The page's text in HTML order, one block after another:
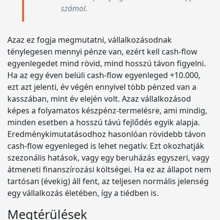
számol.
Azaz ez fogja megmutatni, vállalkozásodnak
ténylegesen mennyi pénze van, ezért kell cash-flow
egyenlegedet mind rövid, mind hosszú távon figyelni.
Ha az egy éven belüli cash-flow egyenleged +10.000,
ezt azt jelenti, év végén ennyivel több pénzed van a
kasszában, mint év elején volt. Azaz vállalkozásod
képes a folyamatos készpénz-termelésre, ami mindig,
minden esetben a hosszú távú fejlődés egyik alapja.
Eredménykimutatásodhoz hasonlóan rövidebb távon
cash-flow egyenleged is lehet negatív. Ezt okozhatják
szezonális hatások, vagy egy beruházás egyszeri, vagy
átmeneti finanszírozási költségei. Ha ez az állapot nem
tartósan (évekig) áll fent, az teljesen normális jelenség
egy vállalkozás életében, így a tiédben is.
Megtérülések